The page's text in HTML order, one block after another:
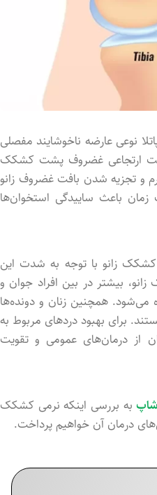
نوعی عارضه ناخوشایند مفصلی
ارتجاعی غضروف پشت کشکک
و تجزیه شدن بافت غضروف زانو
باعث ساییدگی استخوان‌ها
کشکک زانو با توجه به شدت این
بیشتر در بین افراد جوان و
مشاهده می‌شود. همچنین زنان و دونده‌ها
برای بهبود دردهای مربوط به
از درمان‌های عمومی و تقویت
به بررسی اینکه نرمی کشکک
درمان آن خواهیم پرداخت.